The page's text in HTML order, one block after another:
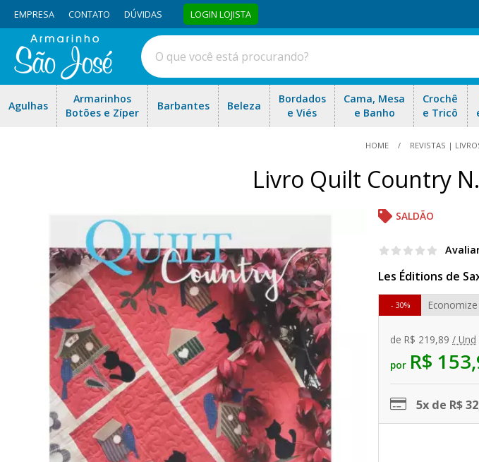
EMPRESA CONTATO DÚVIDAS LOGIN LOJISTA
Agulhas
Armarinhos
Botões e Zíper
Barbantes Beleza
Bordados
e Viés
Cama, Mesa
e Banho
Crochê
e Tricô
HOME REVISTAS |
Livro Quilt Country
SALDÃO
Les Éditions de
de R$ 219,89 / Und
por R$
Economize
30%
5x de R$